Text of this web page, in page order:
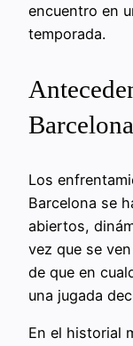
encuentro en
temporada.
Barcelona
Los
Barcelona se
abiertos,
vez que se
de que en
una jugada
En el historial